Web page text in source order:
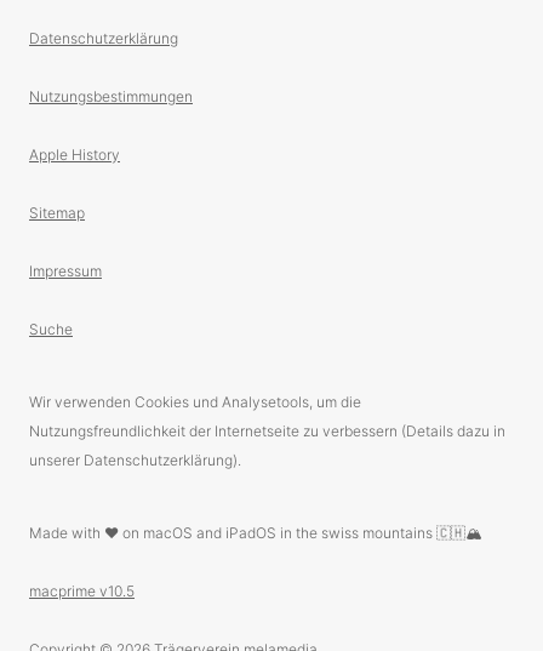
Datenschutzerklärung
Nutzungsbestimmungen
Apple History
Sitemap
Impressum
Suche
Wir verwenden Cookies und Analysetools, um die
Nutzungsfreundlichkeit der Internetseite zu verbessern (Details dazu in
unserer Datenschutzerklärung).
Made with ❤️ on macOS and iPadOS in the swiss mountains 🇨🇭🏔
macprime v10.5